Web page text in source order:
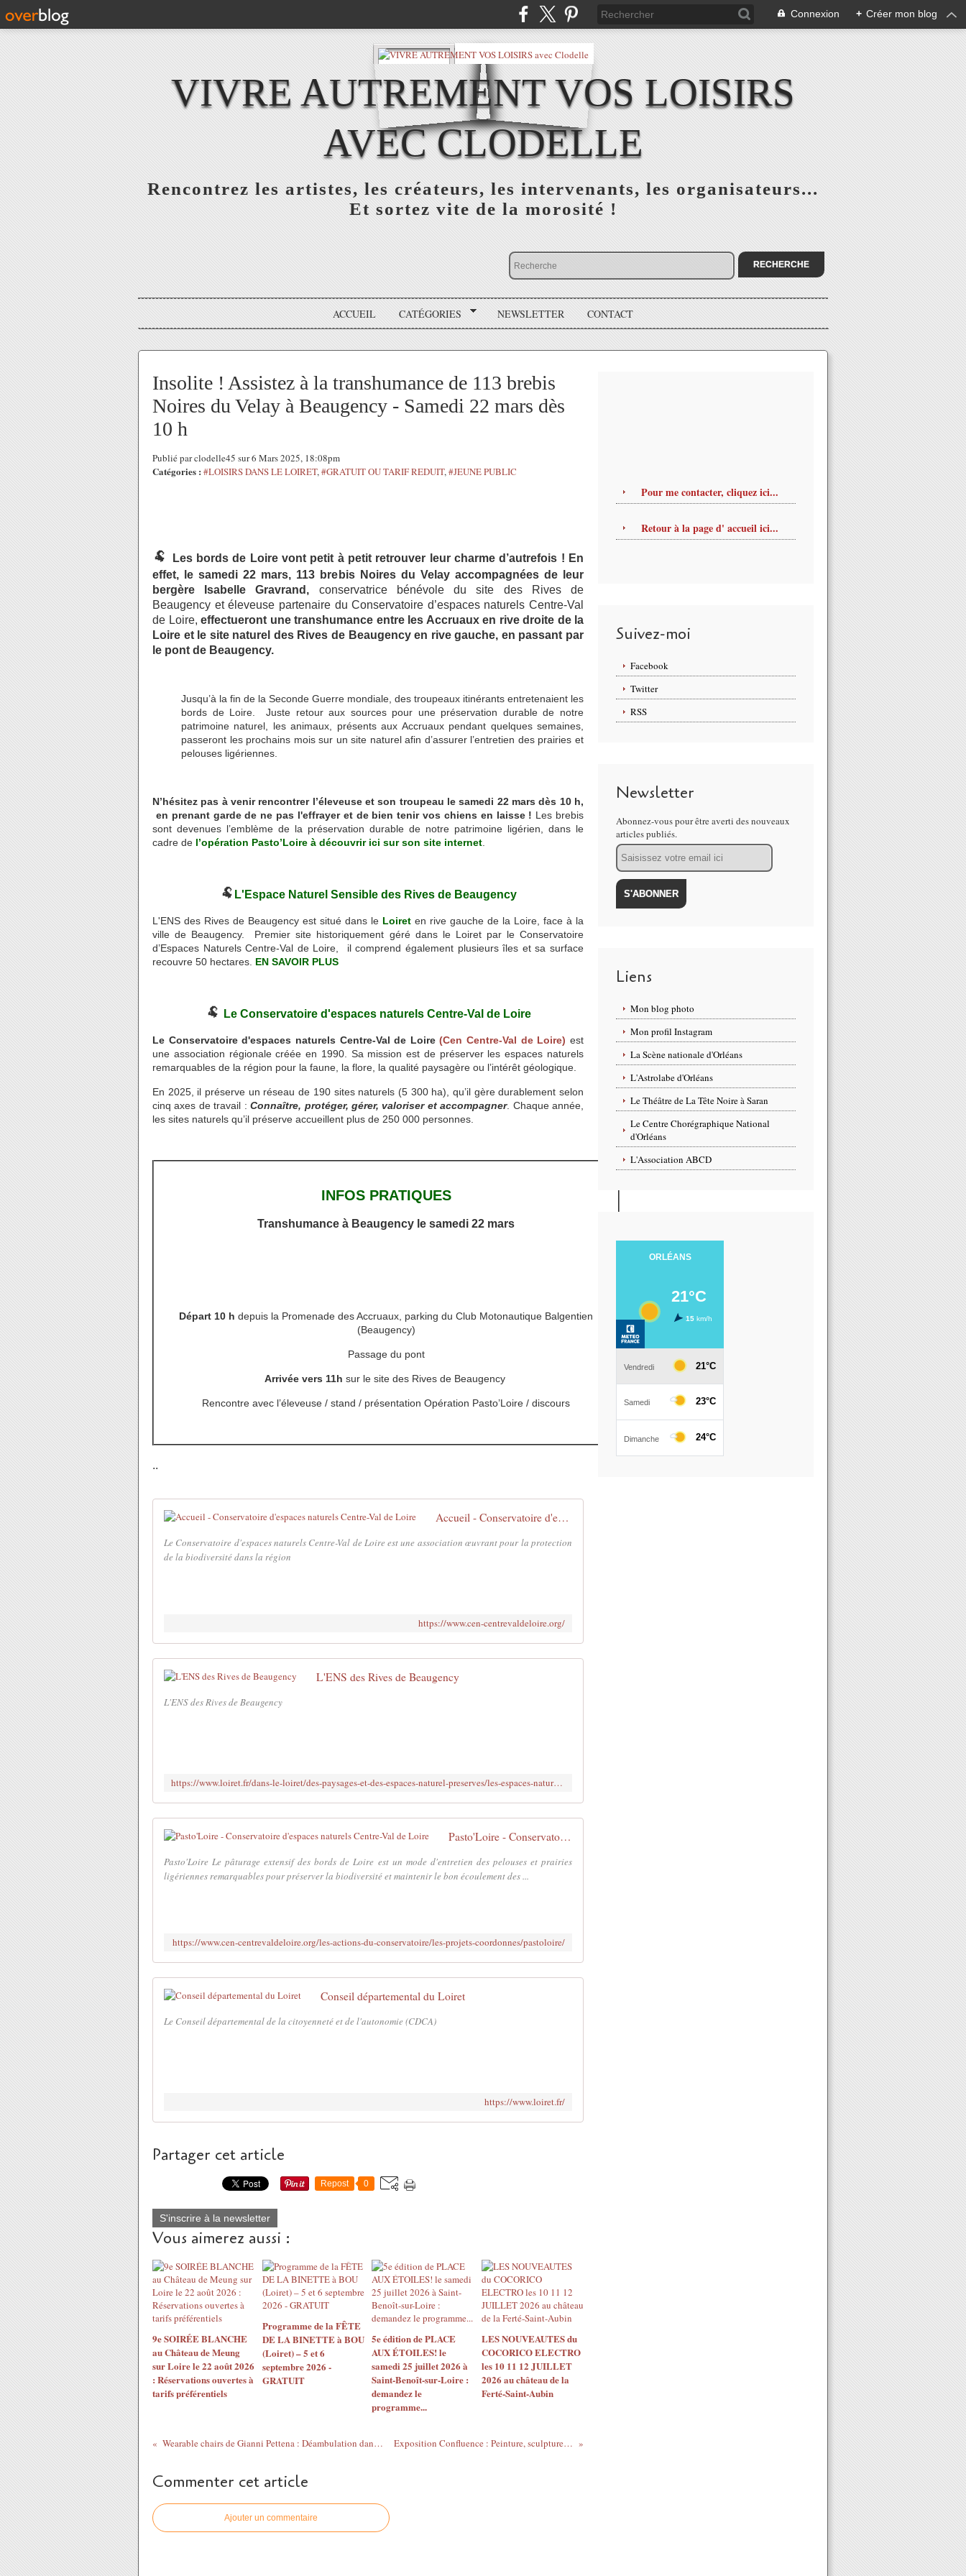
Connexion + Créer mon blog
VIVRE AUTREMENT VOS LOISIRS
AVEC CLODELLE
Rencontrez les artistes, les créateurs, les intervenants, les organisateurs...
Et sortez vite de la morosité !
ACCUEIL CATÉGORIES NEWSLETTER CONTACT
Insolite ! Assistez à la transhumance de 113 brebis
Noires du Velay à Beaugency - Samedi 22 mars dès
10 h
Publié par clodelle45 sur 6 Mars 2025, 18:08pm
Catégories : #LOISIRS DANS LE LOIRET,#GRATUIT OU TARIF REDUIT,#JEUNE PUBLIC
🐏
Les bords de Loire vont petit à petit retrouver leur charme d’autrefois ! En
effet, le samedi 22 mars, 113 brebis Noires du Velay accompagnées de leur
bergère Isabelle Gravrand, conservatrice bénévole du site des Rives de
Beaugency et éleveuse partenaire du Conservatoire d’espaces naturels Centre-Val
de Loire, effectueront une transhumance entre les Accruaux en rive droite de la
Loire et le site naturel des Rives de Beaugency en rive gauche, en passant par
le pont de Beaugency.
Jusqu’à la fin de la Seconde Guerre mondiale, des troupeaux itinérants entretenaient les
bords de Loire. Juste retour aux sources pour une préservation durable de notre
patrimoine naturel, les animaux, présents aux Accruaux pendant quelques semaines,
passeront les prochains mois sur un site naturel afin d’assurer l’entretien des prairies et
pelouses ligériennes.
N’hésitez pas à venir rencontrer l’éleveuse et son troupeau le samedi 22 mars dès 10 h,
en prenant garde de ne pas l'effrayer et de bien tenir vos chiens en laisse ! Les brebis
sont devenues l’emblème de la préservation durable de notre patrimoine ligérien, dans le
cadre de l’opération Pasto’Loire à découvrir ici sur son site internet
🐏 L'Espace Naturel Sensible des Rives de Beaugency
L'ENS des Rives de Beaugency est situé dans le Loiret en rive gauche de la Loire, face à la
ville de Beaugency. Premier site historiquement géré dans le Loiret par le Conservatoire
d’Espaces Naturels Centre-Val de Loire, il comprend également plusieurs îles et sa surface
recouvre 50 hectares. EN SAVOIR PLUS
🐏 Le Conservatoire d'espaces naturels Centre-Val de Loire
Le Conservatoire d'espaces naturels Centre-Val de Loire(Cen Centre-Val de Loire) est
une association régionale créée en 1990. Sa mission est de préserver les espaces naturels
remarquables de la région pour la faune, la flore, la qualité paysagère ou l’intérêt géologique.
En 2025, il préserve un réseau de 190 sites naturels (5 300 ha), qu’il gère durablement selon
cinq axes de travail :Connaître, protéger, gérer, valoriser et accompagner. Chaque année,
les sites naturels qu’il préserve accueillent plus de 250 000 personnes.
INFOS PRATIQUES
Transhumance à Beaugency le samedi 22 mars
Départ 10 h depuis la Promenade des Accruaux, parking du Club Motonautique Balgentien
(Beaugency)
Passage du pont
Arrivée vers 11h sur le site des Rives de Beaugency
Rencontre avec l’éleveuse / stand / présentation Opération Pasto’Loire / discours
..
Accueil - Conservatoire d'espaces naturels Centre-Val de Loire
Le Conservatoire d'espaces naturels Centre-Val de Loire est une association œuvrant pour la protection
de la biodiversité dans la région
https://www.cen-centrevaldeloire.org/
L'ENS des Rives de Beaugency
L'ENS des Rives de Beaugency
https://www.loiret.fr/dans-le-loiret/des-paysages-et-des-espaces-naturel-preserves/les-espaces-naturels-sensibles-ens-12
Pasto'Loire - Conservatoire d'espaces naturels Centre-Val de Loire
Pasto'Loire Le pâturage extensif des bords de Loire est un mode d'entretien des pelouses et prairies
ligériennes remarquables pour préserver la biodiversité et maintenir le bon écoulement des ...
https://www.cen-centrevaldeloire.org/les-actions-du-conservatoire/les-projets-coordonnes/pastoloire/
Conseil départemental du Loiret
Le Conseil départemental de la citoyenneté et de l'autonomie (CDCA)
https://www.loiret.fr/
Partager cet article
Repost 0
S'inscrire à la newsletter
Vous aimerez aussi :
9e SOIRÉE BLANCHE
au Château de Meung
sur Loire le 22 août 2026
: Réservations ouvertes à
tarifs préférentiels
Programme de la FÊTE
DE LA BINETTE à BOU
(Loiret) – 5 et 6
septembre 2026 -
GRATUIT
5e édition de PLACE
AUX ÉTOILES! le
samedi 25 juillet 2026 à
Saint-Benoît-sur-Loire :
demandez le
programme...
LES NOUVEAUTES du
COCORICO ELECTRO
les 10 11 12 JUILLET
2026 au château de la
Ferté-Saint-Aubin
Wearable chairs de Gianni Pettena : Déambulation dans le centre-ville d'Orléans et retour au Frac Centre-Val de Loire le dimanche 09 mars Exposition Confluence : Peinture, sculpture, photo du 21 au 23 mars au Château de Saint-Jean-le-Blanc (Loiret)
Commenter cet article
Ajouter un commentaire
Pour me contacter, cliquez ici...
Retour à la page d' accueil ici...
Suivez-moi
Facebook
Twitter
RSS
Newsletter
Abonnez-vous pour être averti des nouveaux
articles publiés.
Email
Liens
Mon blog photo
Mon profil Instagram
La Scène nationale d'Orléans
L'Astrolabe d'Orléans
Le Théâtre de La Tête Noire à Saran
Le Centre Chorégraphique National
d'Orléans
L'Association ABCD